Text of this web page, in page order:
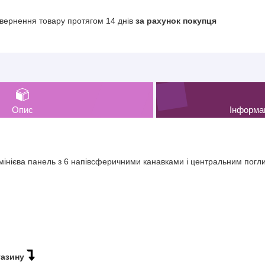
товару протягом 14 днів за рахунок покупця
Опис
панель з 6 напівсферичними канавками і центральним